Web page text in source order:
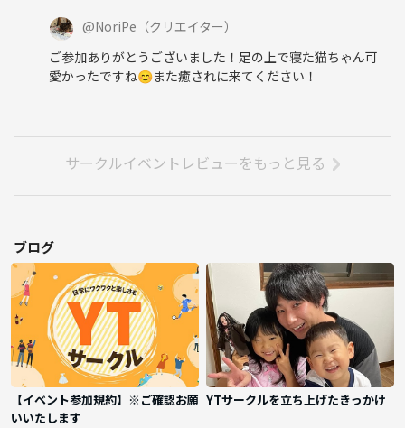
@NoriPe （クリエイター）
ご参加ありがとうございました！足の上で寝た猫ちゃん可
愛かったですね😊また癒されに来てください！
サークルイベントレビューをもっと見る
ブログ
【イベント参加規約】※ご確認お願
いいたします
YTサークルを立ち上げたきっかけ